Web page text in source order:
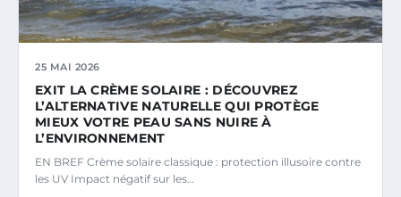
25 MAI 2026
EXIT LA CRÈME SOLAIRE : DÉCOUVREZ
L’ALTERNATIVE NATURELLE QUI PROTÈGE
MIEUX VOTRE PEAU SANS NUIRE À
L’ENVIRONNEMENT
EN BREF Crème solaire classique : protection illusoire contre
les UV Impact négatif sur les…